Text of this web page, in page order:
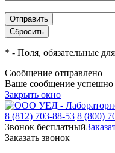
* - Поля, обязательные
Сообщение отправлено
Ваше сообщение успешно
Закрыть окно
8 (812) 703-88-53 8 (800)
Звонок бесплатный
Заказать звонок